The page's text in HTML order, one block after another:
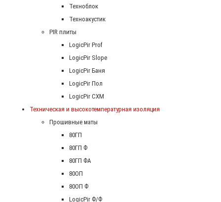
Техноблок
Техноакустик
PIR плиты
LogicPir Prof
LogicPir Slope
LogicPir Баня
LogicPir Пол
LogicPir СХМ
Техническая и высокотемпературная изоляция
Прошивные маты
80ГП
80ГП Ф
80ГП ФА
80ОП
80ОП Ф
LogicPir Ф/Ф